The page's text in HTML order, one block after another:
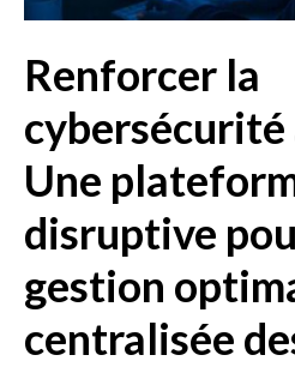
Renforcer la
cybersécurité
Une
disruptive
gestion
centralisée